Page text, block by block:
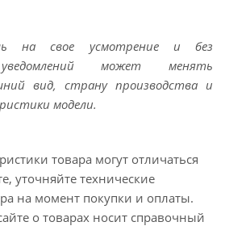
на свое усмотрение и без
уведомлений может менять
вид, страну производства и
модели.
товара могут отличаться
уточняйте технические
на момент покупки и оплаты.
о товарах носит справочный